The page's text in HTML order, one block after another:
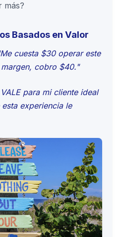
más?
Basados en Valor
cuesta $30 operar este
cobro $40."
para mi cliente ideal
experiencia le